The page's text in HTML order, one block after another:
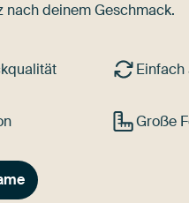
nach deinem Geschmack.
Große